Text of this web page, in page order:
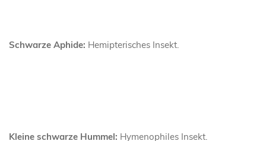
Schwarze Aphide: Hemipterisches Insekt.
Kleine schwarze Hummel: Hymenophiles Insekt.